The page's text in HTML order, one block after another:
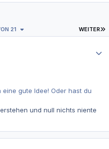
WEITER
21
eine gute Idee! Oder hast du
und null nichts niente